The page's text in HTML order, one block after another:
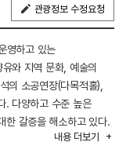
관광정보 수정요청
영하고 있는
와 지역 문화, 예술의
의 소공연장(다목적홀),
. 다양하고 수준 높은
한 갈증을 해소하고 있다.
내용 더보기